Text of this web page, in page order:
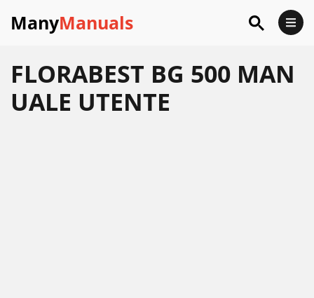
ManyManuals
FLORABEST BG 500 MAN
UALE UTENTE